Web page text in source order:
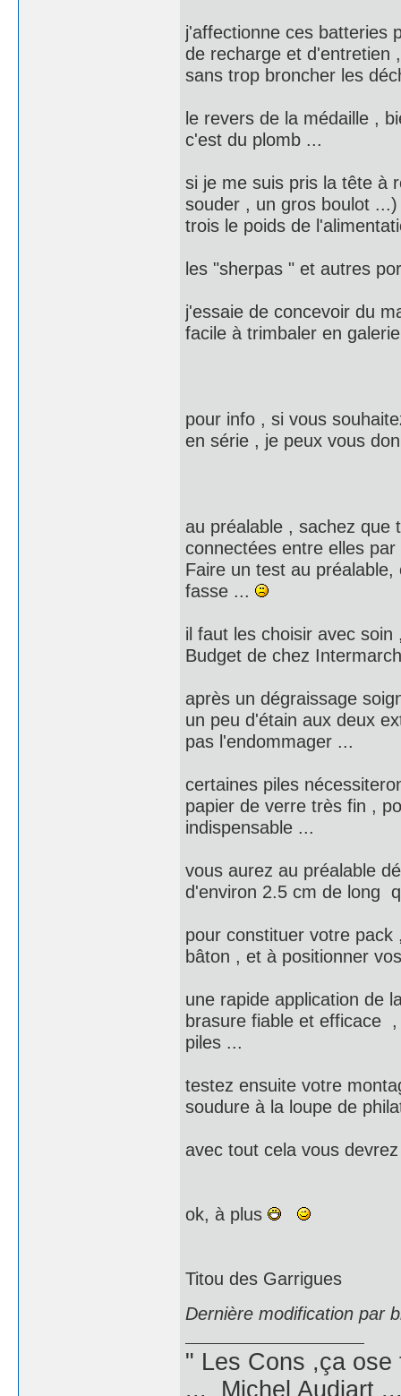
j'affectionne ces batteries
de recharge et d'entretien
sans trop broncher les
le revers de la médaille ,
c'est du plomb ...
si je me suis pris la tête à
souder , un gros boulot
trois le poids de
les "sherpas " et autres
j'essaie de concevoir du
facile à trimbaler en
pour info , si vous
en série , je peux vous
au préalable , sachez que
connectées entre elles
Faire un test au
fasse ...
il faut les choisir avec
Budget de chez
après un dégraissage
un peu d'étain aux deux
pas l'endommager ...
certaines piles
papier de verre très fin ,
indispensable ...
vous aurez au préalable
d'environ 2.5 cm de long
pour constituer votre
bâton , et à positionner
une rapide application de
brasure fiable et efficace
piles ...
testez ensuite votre
soudure à la loupe de
avec tout cela vous
ok, à plus
Titou des Garrigues
Dernière modification par
" Les Cons ,ça
... Michel Audiart